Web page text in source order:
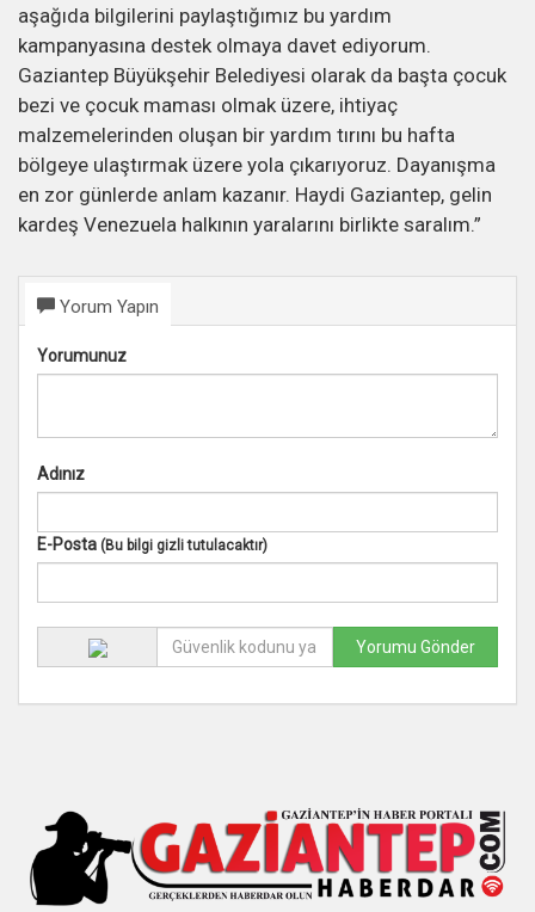
aşağıda bilgilerini paylaştığımız bu yardım
kampanyasına destek olmaya davet ediyorum.
Gaziantep Büyükşehir Belediyesi olarak da başta çocuk
bezi ve çocuk maması olmak üzere, ihtiyaç
malzemelerinden oluşan bir yardım tırını bu hafta
bölgeye ulaştırmak üzere yola çıkarıyoruz. Dayanışma
en zor günlerde anlam kazanır. Haydi Gaziantep, gelin
kardeş Venezuela halkının yaralarını birlikte saralım.”
Yorum Yapın
Yorumunuz
Adınız
E-Posta (Bu bilgi gizli tutulacaktır)